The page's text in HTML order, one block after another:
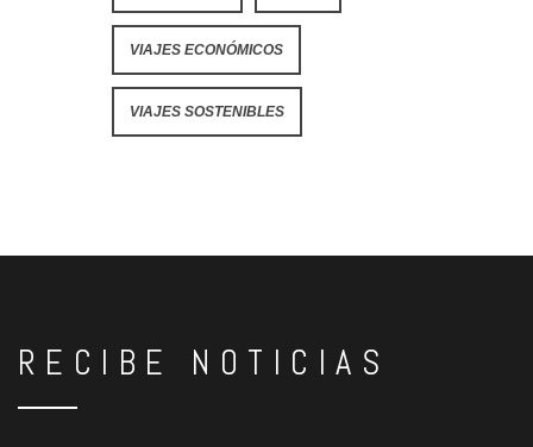
VIAJES ECONÓMICOS
VIAJES SOSTENIBLES
RECIBE NOTICIAS